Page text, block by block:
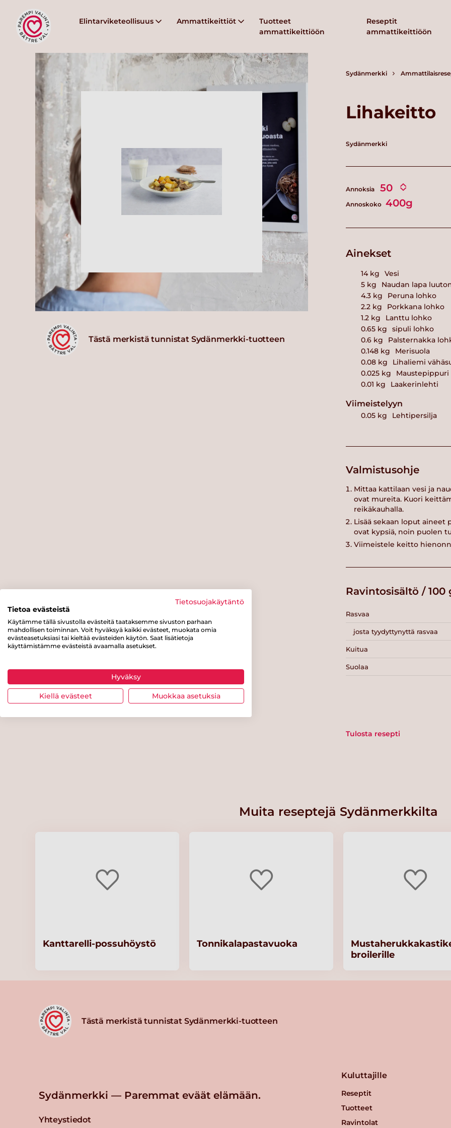
Elintarviketeollisuus Ammattikeittiöt
Tuotteet
ammattikeittiöön
Reseptit
ammattikeittiöön
Sydänmerkki
Lihakeitto
Sydänmerkki
Annoksia
Annoskoko 400g
Ainekset
14kg
Vesi
5 kg
Naudan lapa
4.3 kg
Peruna lohko
2.2 kg
Porkkana lohko
1.2 kg
Lanttu lohko
0.65 kg
sipuli lohko
0.6 kg
Palsternakka
0.148 kg
Merisuola
0.08 kg
Lihaliemi
0.025 kg
Maustepippuri
0.01 kg Laakerinlehti
Viimeistelyyn
0.05 kg Lehtipersilja
Valmistusohje
Mittaa kattilaan vesi ja
ovat mureita. Kuori
reikäkauhalla.
Lisää sekaan loput aineet
ovat kypsiä, noin puolen
Viimeistele keitto
Ravintosisältö / 100
Rasvaa
josta tyydyttynyttä rasvaa
Kuitua
Suolaa
Tulosta resepti
Tästä merkistä tunnistat Sydänmerkki-tuotteen
Muita reseptejä Sydänmerkkilta
Kanttarelli-possuhöystö Tonnikalapastavuoka
broilerille
Tästä merkistä tunnistat Sydänmerkki-tuotteen
Sydänmerkki — Paremmat eväät elämään.
Yhteystiedot
Kuluttajille
Reseptit
Tuotteet
Ravintolat
Tietosuojakäytäntö
Tietoa evästeistä
Käytämme tällä sivustolla evästeitä taataksemme sivuston parhaan
mahdollisen toiminnan. Voit hyväksyä kaikki evästeet, muokata omia
evästeasetuksiasi tai kieltää evästeiden käytön. Saat lisätietoja
käyttämistämme evästeistä avaamalla asetukset.
Hyväksy
Kiellä evästeet Muokkaa asetuksia